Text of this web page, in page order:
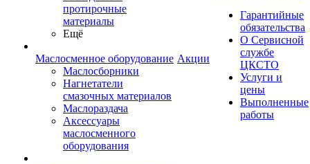
протирочные
материалы
Ещё
Маслосменное оборудование
Маслосборники
Нагнетатели
смазочных материалов
Маслораздача
Аксессуары
маслосменного
оборудования
Акции
Гарантийные
обязательства
О Сервисной
службе
ЦКСТО
Услуги и
цены
Выполненные
работы